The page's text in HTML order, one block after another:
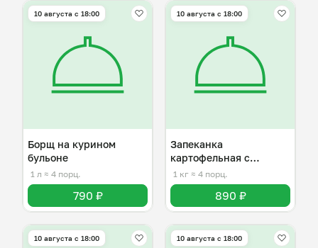
10 августа с 18:00
Борщ на курином
бульоне
1 л ≈ 4 порц.
790 ₽
10 августа с 18:00
Запеканка
картофельная с
куриным фаршем
1 кг ≈ 4 порц.
890 ₽
10 августа с 18:00 10 августа с 18:00